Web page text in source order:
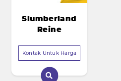
Slumberland
Reine
Kontak Untuk Harga